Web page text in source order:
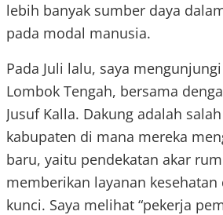
lebih banyak sumber daya
pada modal manusia.
Pada Juli lalu, saya
Lombok Tengah, bersama
Jusuf Kalla. Dakung adalah
kabupaten di mana mereka
baru, yaitu pendekatan akar
memberikan layanan
kunci. Saya melihat “pekerja